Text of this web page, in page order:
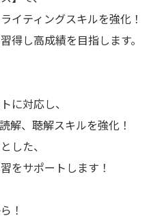
イティングスキルを強化！
得し高成績を目指します。
に対応し、
解、聴解スキルを強化！
した、
をサポートします！
！